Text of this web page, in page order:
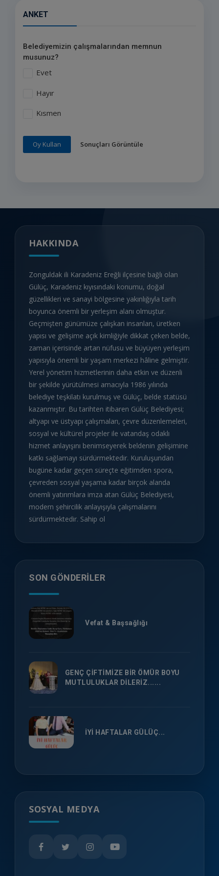
ANKET
Belediyemizin çalışmalarından memnun
musunuz?
Evet
Hayır
Kısmen
Oy Kullan Sonuçları Görüntüle
HAKKINDA
Zonguldak ili Karadeniz Ereğli ilçesine bağlı olan
Gülüç, Karadeniz kıyısındaki konumu, doğal
güzellikleri ve sanayi bölgesine yakınlığıyla tarih
boyunca önemli bir yerleşim alanı olmuştur.
Geçmişten günümüze çalışkan insanları, üretken
yapısı ve gelişime açık kimliğiyle dikkat çeken belde,
zaman içerisinde artan nüfusu ve büyüyen yerleşim
yapısıyla önemli bir yaşam merkezi hâline gelmiştir.
Yerel yönetim hizmetlerinin daha etkin ve düzenli
bir şekilde yürütülmesi amacıyla 1986 yılında
belediye teşkilatı kurulmuş ve Gülüç, belde statüsü
kazanmıştır. Bu tarihten itibaren Gülüç Belediyesi;
altyapı ve üstyapı çalışmaları, çevre düzenlemeleri,
sosyal ve kültürel projeler ile vatandaş odaklı
hizmet anlayışını benimseyerek beldenin gelişimine
katkı sağlamayı sürdürmektedir. Kuruluşundan
bugüne kadar geçen süreçte eğitimden spora,
çevreden sosyal yaşama kadar birçok alanda
önemli yatırımlara imza atan Gülüç Belediyesi,
modern şehircilik anlayışıyla çalışmalarını
sürdürmektedir. Sahip ol
SON GÖNDERILER
Vefat & Başsağlığı
GENÇ ÇİFTİMİZE BİR ÖMÜR BOYU
MUTLULUKLAR DİLERİZ......
İYİ HAFTALAR GÜLÜÇ...
SOSYAL MEDYA